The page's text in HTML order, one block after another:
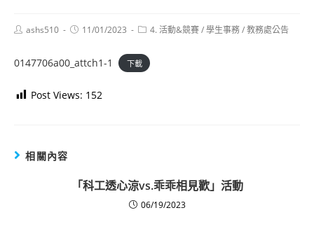
Postashs510
Post11/01/2023
Post4. 活動&競賽/學生事務/教務處公告
0147706a00_attch1-1 下載
Post Views: 152
相關內容
「科工透心涼vs.乖乖相見歡」活動
06/19/2023